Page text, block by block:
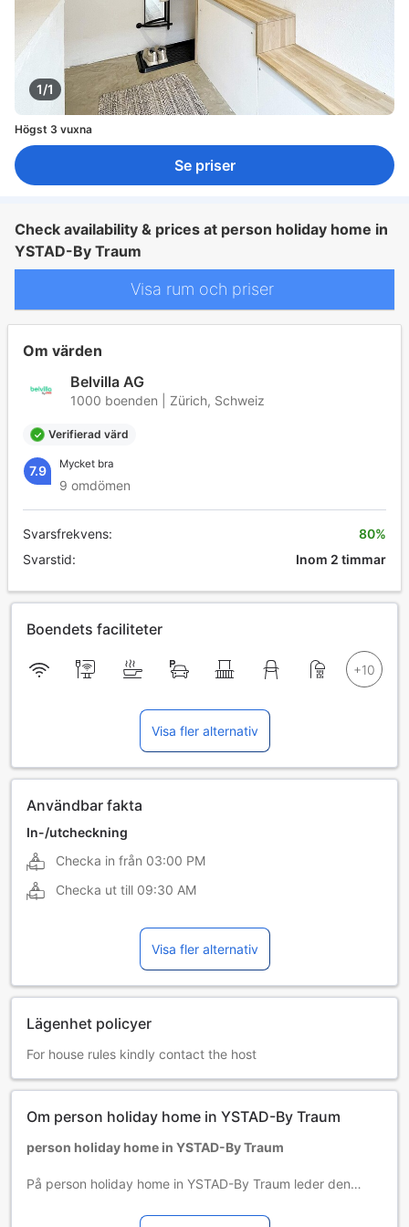
1/1
Högst 3 vuxna
Se priser
Check availability & prices at person holiday home in
YSTAD-By Traum
Visa rum och priser
Om värden
Belvilla AG
1000 boenden | Zürich, Schweiz
Verifierad värd
7.9 Mycket bra
9 omdömen
Svarsfrekvens:
Svarstid:
80%
Inom 2 timmar
Boendets faciliteter
Visa fler alternativ
Användbar fakta
In-/utcheckning
Checka in från 03:00 PM
Checka ut till 09:30 AM
Visa fler alternativ
Lägenhet policyer
For house rules kindly contact the host
Om person holiday home in YSTAD-By Traum
person holiday home in YSTAD-By Traum
På person holiday home in YSTAD-By Traum leder den
oförglömlig vistelse. Tack vare den här lägenhetens gratis